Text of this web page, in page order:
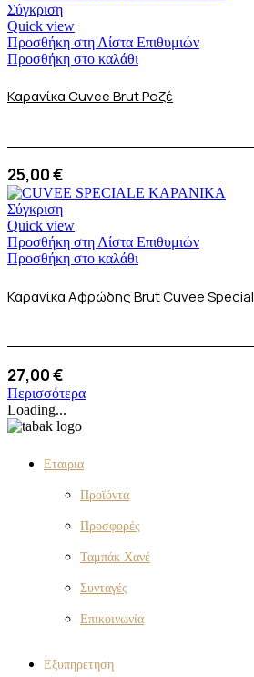
Σύγκριση
Quick view
Προσθήκη στη Λίστα Επιθυμιών
Προσθήκη στο καλάθι
Καρανίκα Cuvee Brut Ροζέ
25,00€
Σύγκριση
Quick view
Προσθήκη στη Λίστα Επιθυμιών
Προσθήκη στο καλάθι
Καρανίκα Αφρώδης Brut Cuvee Special
27,00€
Περισσότερα
Loading...
Eταιρια
Προϊόντα
Προσφορές
Ταμπάκ Χανέ
Συνταγές
Επικοινωνία
Eξυπηρετηση